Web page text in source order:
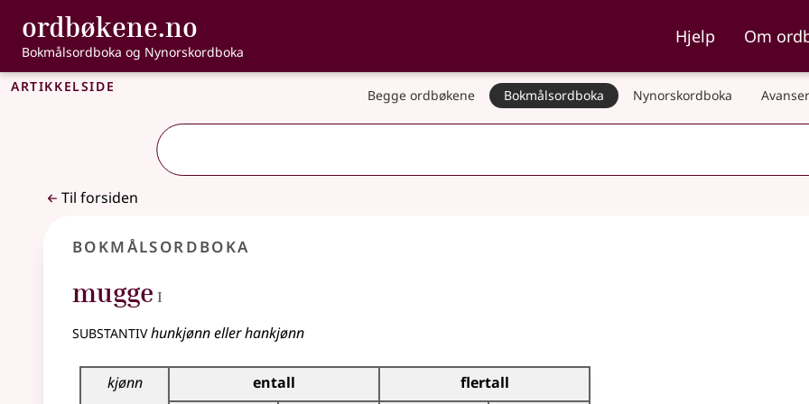
Gå til hovedinnhold
Tilgjengelighet
ordbøkene.no , Bokmålsordboka og Nynorskordboka
Bokmålsordboka og Nynorskordboka
Hjelp Om
Artikkelside Begge ordbøkene Bokmålsordboka Nynorskordboka
Til forsiden
Bokmålsordboka
mugge I
substantivhunkjønn eller hankjønn
Bøyingstabell for dette substantivet
kjønn entall
flertall